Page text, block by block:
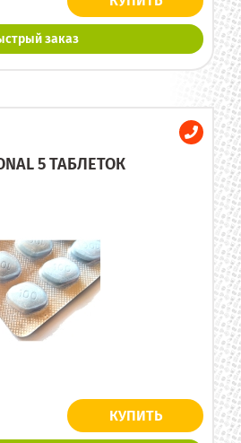
заказ
5 ТАБЛЕТОК
КУПИТЬ